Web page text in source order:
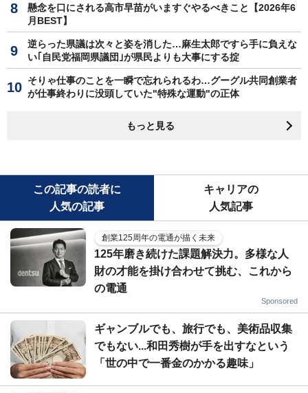
懸念を口にされる高市早苗がいますぐやるべきこと【2026年6
月BEST】
逆らった県議は次々と姿を消した…麻生太郎ですら手に負えな
い｢自民党福岡県議団｣が県民よりも大事にする掟
そりゃ仕事のことを一瞬で忘れられるわ…グーグル共同創業者
が仕事終わりに没頭していた"特殊な運動"の正体
もっと見る
この記事の読者に
人気の記事
キャリアの
人気記事
創業125周年の電通が描く未来
125年磨き続けた課題解決力。多様な人
財の才能を掛け合わせて挑む、これから
の電通
Sponsored
ギャンブルでも、旅行でも、美術品収集
でもない...和田秀樹が手を出すなという
「世の中で一番金のかかる趣味」